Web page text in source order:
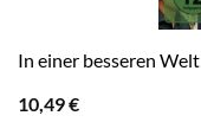
In einer besseren Welt
10,49€